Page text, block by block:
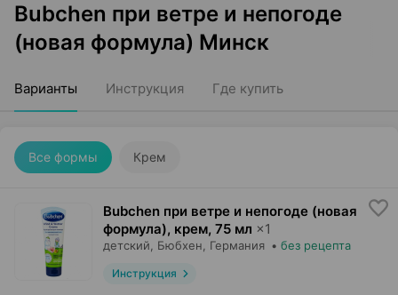
Bubchen при ветре и непогоде
(новая формула) Минск
Варианты Инструкция Где купить
Все формы Крем
Bubchen при ветре и непогоде (новая
формула), крем, 75 мл ×1
детский, Бюбхен , Германия • без рецепта
Инструкция